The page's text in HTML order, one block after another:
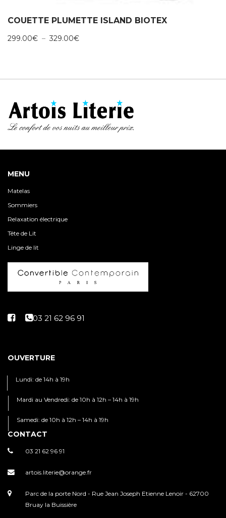
COUETTE PLUMETTE ISLAND BIOTEX
299.00€ – 329.00€Plage
à
MENU
Matelas
Sommiers
Relaxation électrique
Tête de Lit
Linge de lit
OUVERTURE
Lundi: de 14h à 19h
Mardi au Vendredi: de 10h à 12h – 14h à 19h
Samedi: de 10h à 12h – 14h à 19h
CONTACT
03 21 62 96 91
artois.literie@orange.fr
Parc de la porte Nord - Rue Jean Joseph Etienne Lenoir - 62700
Bruay la Buissière